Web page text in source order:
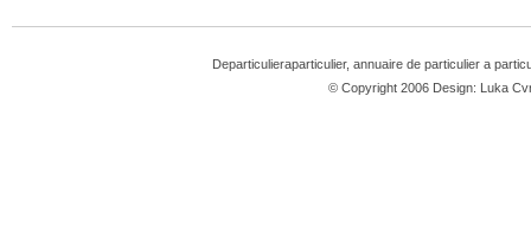
Departiculieraparticulier, annuaire de particulier a
© Copyright 2006 Design: Luka